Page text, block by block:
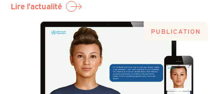
Lire l'actualité
PUBLICATION